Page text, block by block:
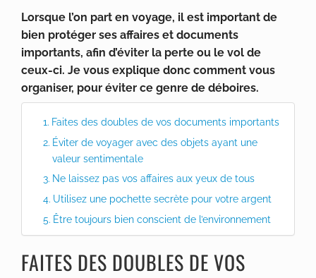
Lorsque l’on part en voyage, il est important de
bien protéger ses affaires et documents
importants, afin d’éviter la perte ou le vol de
ceux-ci. Je vous explique donc comment vous
organiser, pour éviter ce genre de déboires.
Faites des doubles de vos documents importants
Éviter de voyager avec des objets ayant une
valeur sentimentale
Ne laissez pas vos affaires aux yeux de tous
Utilisez une pochette secrète pour votre argent
Être toujours bien conscient de l’environnement
FAITES DES DOUBLES DE VOS